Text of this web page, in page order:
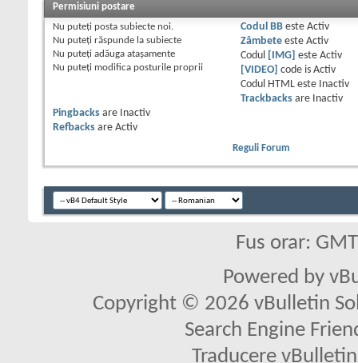
Permisiuni postare
Nu puteţi posta subiecte noi.
Nu puteţi răspunde la subiecte
Nu puteţi adăuga ataşamente
Nu puteţi modifica posturile proprii
Codul BBeste Activ
Zâmbeteeste Activ
Codul
[IMG] este Activ
[VIDEO] code is Activ
Codul HTML este
Inactiv
Trackbacksare
Inactiv
Pingbacks are
Inactiv
Refbacks are Activ
Reguli Forum
Fus orar:
Powered by
Copyright © 2026 vBulletin
Search Engine
Traducere